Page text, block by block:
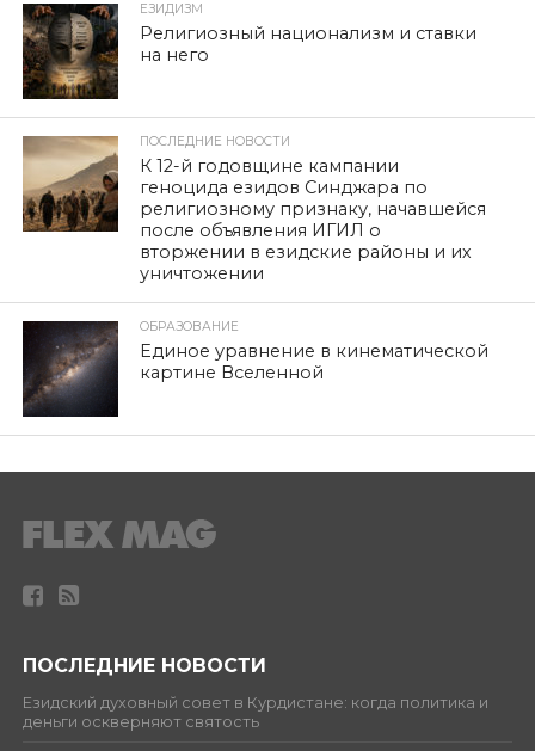
ЕЗИДИЗМ
Религиозный национализм и ставки
на него
ПОСЛЕДНИЕ НОВОСТИ
К 12-й годовщине кампании
геноцида езидов Синджара по
религиозному признаку, начавшейся
после объявления ИГИЛ о
вторжении в езидские районы и их
уничтожении
ОБРАЗОВАНИЕ
Единое уравнение в кинематической
картине Вселенной
ПОСЛЕДНИЕ НОВОСТИ
Езидский духовный совет в Курдистане: когда политика и
деньги оскверняют святость